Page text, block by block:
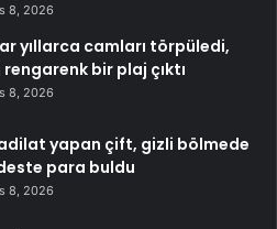
8, 2026
yıllarca camları törpüledi,
bir plaj çıktı
8, 2026
yapan çift, gizli bölmede
para buldu
8, 2026